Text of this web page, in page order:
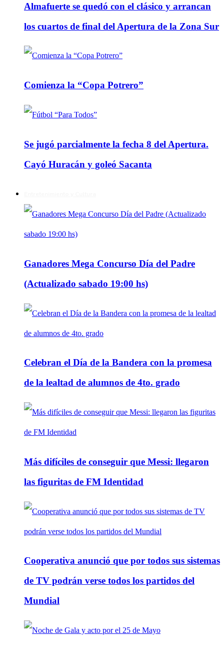
Almafuerte se quedó con el clásico y arrancan
los cuartos de final del Apertura de la Zona Sur
Comienza la “Copa Potrero”
Se jugó parcialmente la fecha 8 del Apertura.
Cayó Huracán y goleó Sacanta
Ganadores Mega Concurso Día del Padre
(Actualizado sabado 19:00 hs)
Celebran el Día de la Bandera con la promesa
de la lealtad de alumnos de 4to. grado
Más difíciles de conseguir que Messi: llegaron
las figuritas de FM Identidad
Cooperativa anunció que por todos sus sistemas
de TV podrán verse todos los partidos del
Mundial